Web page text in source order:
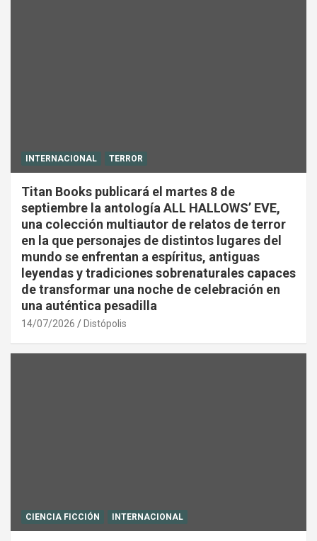
INTERNACIONAL TERROR
Titan Books publicará el martes 8 de
septiembre la antología ALL HALLOWS’ EVE,
una colección multiautor de relatos de terror
en la que personajes de distintos lugares del
mundo se enfrentan a espíritus, antiguas
leyendas y tradiciones sobrenaturales capaces
de transformar una noche de celebración en
una auténtica pesadilla
14/07/2026 Distópolis
CIENCIA FICCIÓN INTERNACIONAL